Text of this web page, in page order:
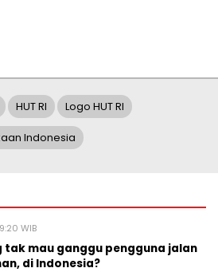
HUT RI Logo HUT RI
Indonesia
WIB
tak mau ganggu pengguna jalan
di Indonesia?